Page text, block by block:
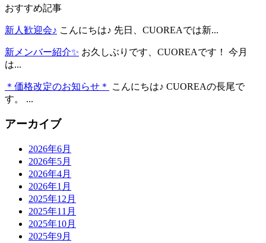
おすすめ記事
新人歓迎会♪ こんにちは♪ 先日、CUOREAでは新...
新メンバー紹介✨ お久しぶりです、CUOREAです！ 今月
は...
＊価格改定のお知らせ＊
こんにちは♪ CUOREAの長尾で
す。 ...
アーカイブ
2026年6月
2026年5月
2026年4月
2026年1月
2025年12月
2025年11月
2025年10月
2025年9月